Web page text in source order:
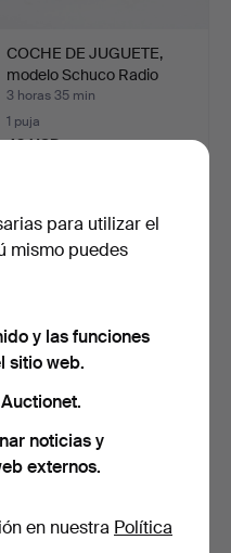
COCHE DE JUGUETE,
modelo Schuco Radio
4012.
3 horas 35 min
1 puja
49 USD
MINIATURA, locomotora,
vago…
15 horas
para utilizar el
mismo puedes
y las funciones
sitio web.
noticias y
externos.
en nuestra Política